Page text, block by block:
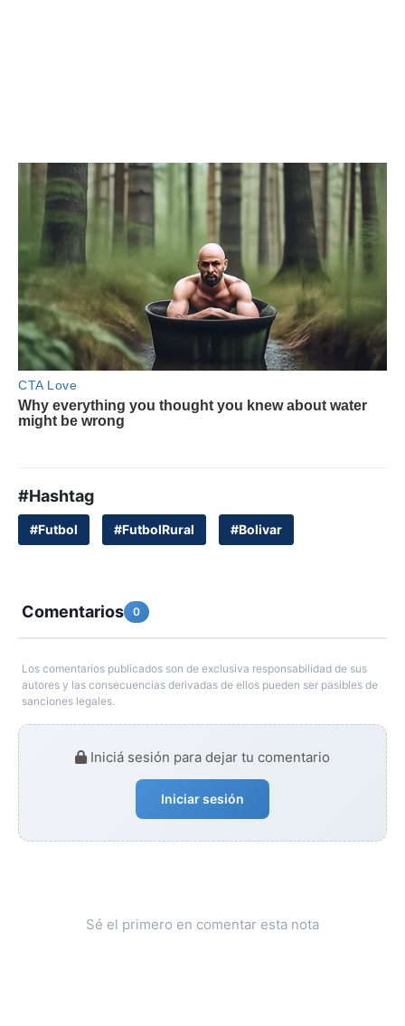
#Hashtag
#Futbol #FutbolRural #Bolivar
Comentarios 0
Los comentarios publicados son de exclusiva responsabilidad de sus
autores y las consecuencias derivadas de ellos pueden ser pasibles de
sanciones legales.
Iniciá sesión para dejar tu comentario
Iniciar sesión
Sé el primero en comentar esta nota